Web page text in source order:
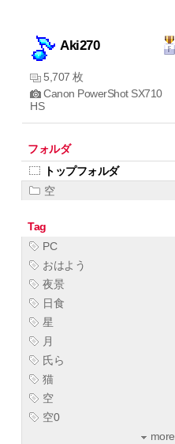
Aki270
5,707 枚
Canon PowerShot SX710
HS
フォルダ
トップフォルダ
空
Tag
PC
おはよう
夜景
日食
星
月
氏ら
猫
空
空0
more